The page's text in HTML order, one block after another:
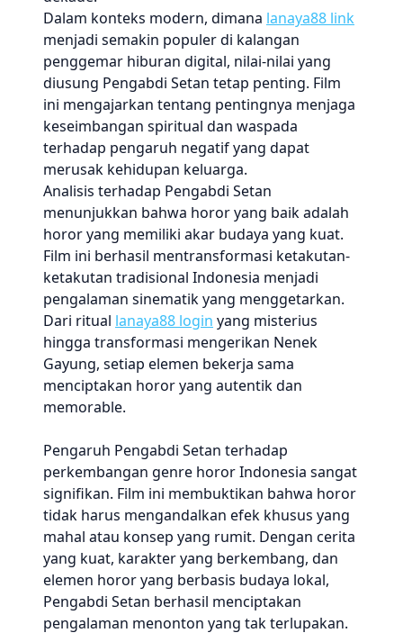
Dalam konteks modern, dimana lanaya88 link
menjadi semakin populer di kalangan
penggemar hiburan digital, nilai-nilai yang
diusung Pengabdi Setan tetap penting. Film
ini mengajarkan tentang pentingnya menjaga
keseimbangan spiritual dan waspada
terhadap pengaruh negatif yang dapat
merusak kehidupan keluarga.
Analisis terhadap Pengabdi Setan
menunjukkan bahwa horor yang baik adalah
horor yang memiliki akar budaya yang kuat.
Film ini berhasil mentransformasi ketakutan-
ketakutan tradisional Indonesia menjadi
pengalaman sinematik yang menggetarkan.
Dari ritual lanaya88 login yang misterius
hingga transformasi mengerikan Nenek
Gayung, setiap elemen bekerja sama
menciptakan horor yang autentik dan
memorable.
Pengaruh Pengabdi Setan terhadap
perkembangan genre horor Indonesia sangat
signifikan. Film ini membuktikan bahwa horor
tidak harus mengandalkan efek khusus yang
mahal atau konsep yang rumit. Dengan cerita
yang kuat, karakter yang berkembang, dan
elemen horor yang berbasis budaya lokal,
Pengabdi Setan berhasil menciptakan
pengalaman menonton yang tak terlupakan.